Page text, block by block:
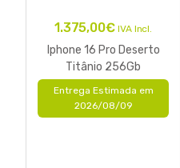
1.375,00€ IVA Incl.
Iphone 16 Pro Deserto
Titânio 256Gb
Entrega Estimada em
2026/08/09